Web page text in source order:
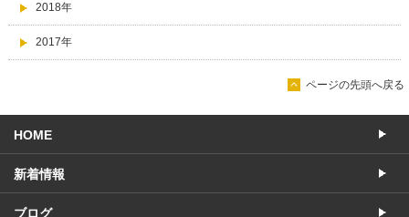
2018年
2017年
ページの先頭へ戻る
HOME
新着情報
ブログ